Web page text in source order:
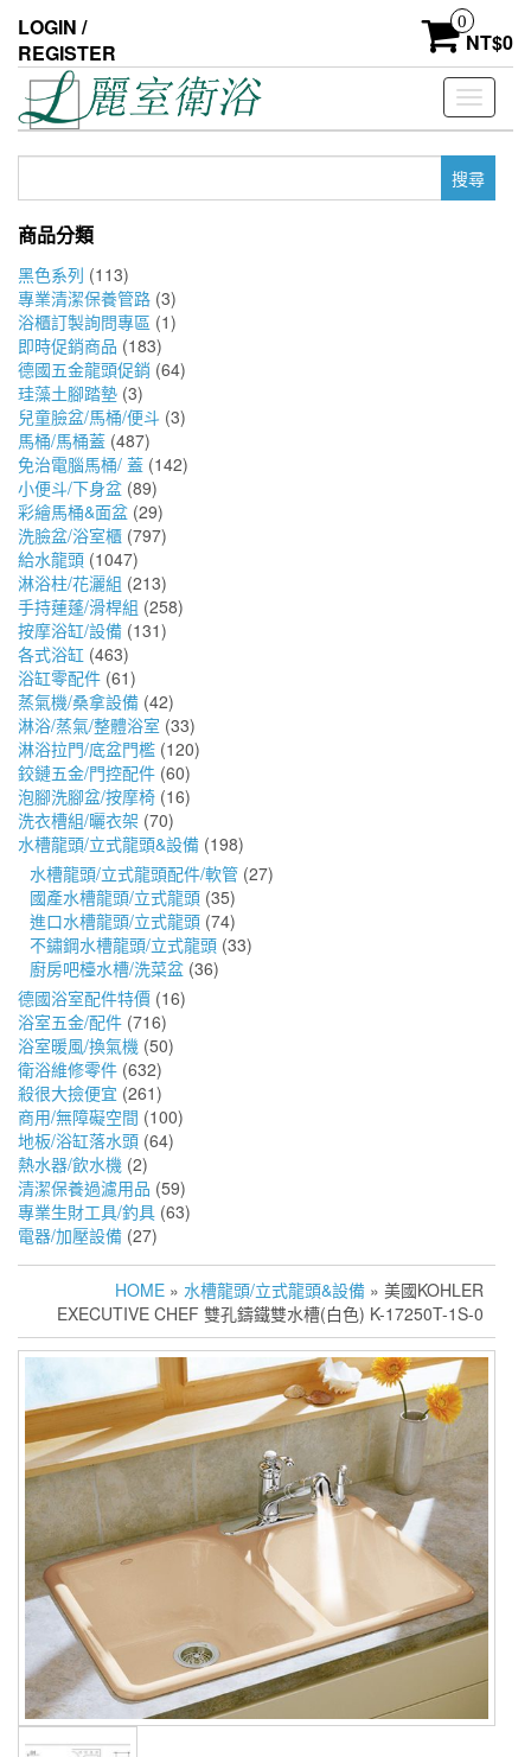
the
content
LOGIN /
REGISTER
0
NT$0
Toggle
鍵
商品分類
黑色系列 (113)
專業清潔保養管路 (3)
浴櫃訂製詢問專區 (1)
即時促銷商品 (183)
德國五金龍頭促銷 (64)
珪藻土腳踏墊 (3)
兒童臉盆/馬桶/便斗 (3)
馬桶/馬桶蓋 (487)
免治電腦馬桶/ 蓋 (142)
小便斗/下身盆 (89)
彩繪馬桶&面盆 (29)
洗臉盆/浴室櫃 (797)
給水龍頭 (1047)
淋浴柱/花灑組 (213)
手持蓮蓬/滑桿組 (258)
按摩浴缸/設備 (131)
各式浴缸 (463)
浴缸零配件 (61)
蒸氣機/桑拿設備 (42)
淋浴/蒸氣/整體浴室 (33)
淋浴拉門/底盆門檻 (120)
鉸鏈五金/門控配件 (60)
泡腳洗腳盆/按摩椅 (16)
洗衣槽組/曬衣架 (70)
水槽龍頭/立式龍頭&設備 (198)
水槽龍頭/立式龍頭配件/軟管 (27)
國產水槽龍頭/立式龍頭 (35)
進口水槽龍頭/立式龍頭 (74)
不鏽鋼水槽龍頭/立式龍頭 (33)
廚房吧檯水槽/洗菜盆 (36)
德國浴室配件特價 (16)
浴室五金/配件 (716)
浴室暖風/換氣機 (50)
衛浴維修零件 (632)
殺很大撿便宜 (261)
商用/無障礙空間 (100)
地板/浴缸落水頭 (64)
熱水器/飲水機 (2)
清潔保養過濾用品 (59)
專業生財工具/釣具 (63)
電器/加壓設備 (27)
HOME » 水槽龍頭/立式龍頭&設備 » 美國KOHLER
EXECUTIVE CHEF 雙孔鑄鐵雙水槽(白色) K-17250T-1S-0